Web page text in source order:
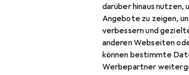
darüber hinaus nutzen,
Angebote zu zeigen,
verbessern und
anderen Webseiten
können bestimmte
Werbepartner